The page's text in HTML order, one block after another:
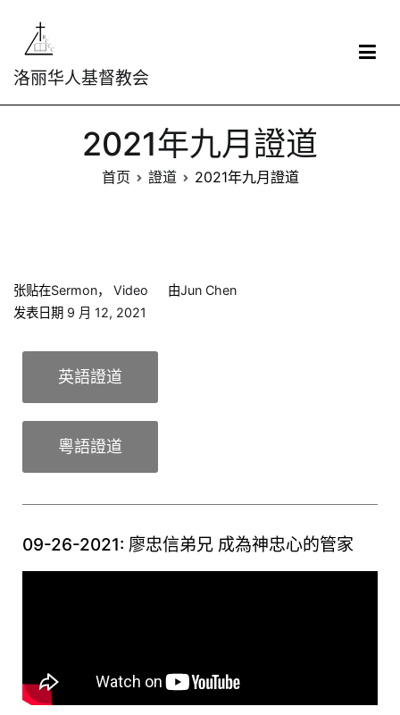
洛丽华人基督教会
2021年九月證道
首页 證道 2021年九月證道
张贴在Sermon， Video 由Jun Chen
发表日期 9 月 12, 2021
英語證道
粵語證道
09-26-2021: 廖忠信弟兄 成為神忠心的管家